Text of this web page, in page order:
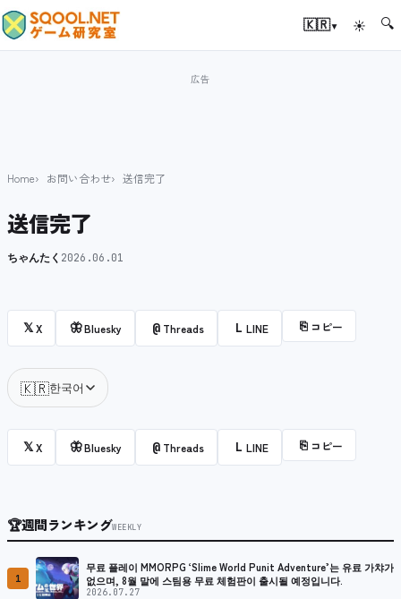
🇰🇷▾ ☀ 🔍
Home お問い合わせ 送信完了
送信完了
ちゃんたく 2026.06.01
𝕏X 🦋Bluesky @ Threads L LINE ⎘ コピー
🇰🇷한국어
𝕏X 🦋Bluesky @ Threads L LINE ⎘ コピー
🏆週間ランキングWEEKLY
1
무료 플레이 MMORPG ‘Slime World Punit Adventure’는 유료 가챠가
없으며, 8월 말에 스팀용 무료 체험판이 출시될 예정입니다.
2026.07.27